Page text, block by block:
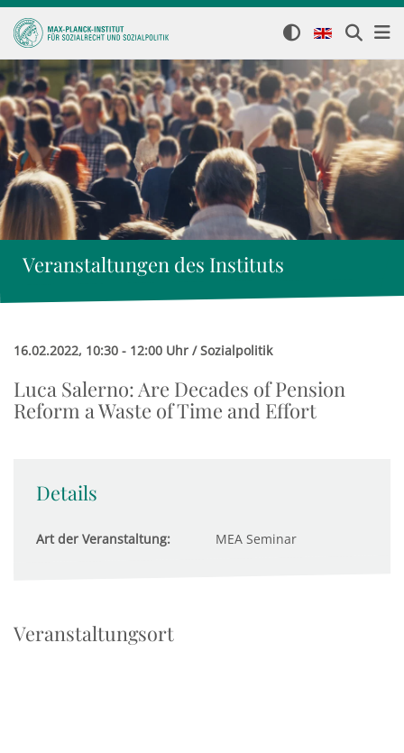
Veranstaltungen des Instituts
16.02.2022, 10:30 - 12:00 Uhr / Sozialpolitik
Luca Salerno: Are Decades of Pension
Reform a Waste of Time and Effort
Details
Art der Veranstaltung: MEA Seminar
Veranstaltungsort